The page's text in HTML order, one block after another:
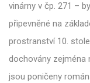
vinárny v čp. 271 –
připevněné na
prostranství 10.
dochovány zejména
jsou poničeny